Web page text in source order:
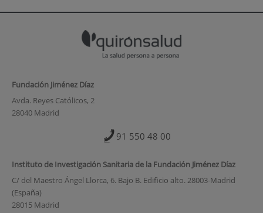
Fundación Jiménez Díaz
Avda. Reyes Católicos, 2
28040 Madrid
91 550 48 00
Instituto de Investigación Sanitaria de la Fundación Jiménez Díaz
C/ del Maestro Ángel Llorca, 6. Bajo B. Edificio alto. 28003-Madrid
(España)
28015 Madrid